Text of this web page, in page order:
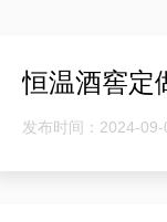
恒温酒窖定
发布时间：2024-09-